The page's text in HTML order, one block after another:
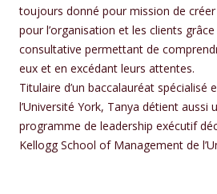
toujours donné pour mission de
pour l’organisation et les clients
consultative permettant de
eux et en excédant leurs attentes.
Titulaire d’un baccalauréat spécialisé
l’Université York, Tanya détient aussi
programme de leadership exécutif
Kellogg School of Management de